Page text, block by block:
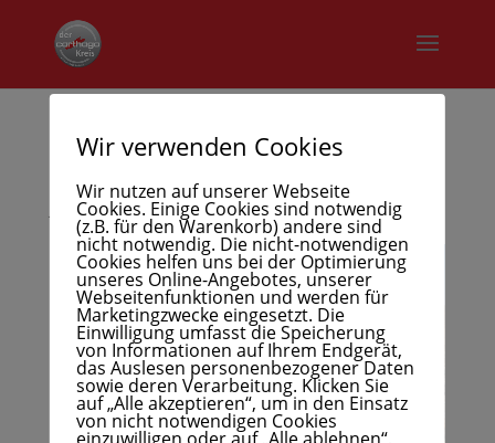
167
Juni 1, 2026
Wir verwenden Cookies
Wir nutzen auf unserer Webseite
Cookies. Einige Cookies sind notwendig
(z.B. für den Warenkorb) andere sind
nicht notwendig. Die nicht-notwendigen
Cookies helfen uns bei der Optimierung
unseres Online-Angebotes, unserer
Webseitenfunktionen und werden für
Marketingzwecke eingesetzt. Die
Einwilligung umfasst die Speicherung
von Informationen auf Ihrem Endgerät,
das Auslesen personenbezogener Daten
sowie deren Verarbeitung. Klicken Sie
auf „Alle akzeptieren“, um in den Einsatz
von nicht notwendigen Cookies